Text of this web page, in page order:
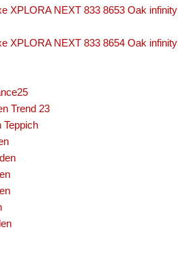
XPLORA NEXT 833 8653 Oak infinity
XPLORA NEXT 833 8654 Oak infinity
Trend 23
Teppich